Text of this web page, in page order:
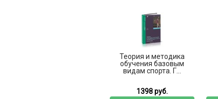
Теория и методика
обучения базовым
видам спорта. Г...
1398 руб.